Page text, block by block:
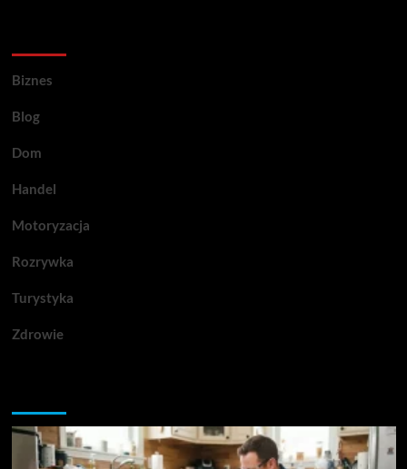
Biznes
Blog
Dom
Handel
Motoryzacja
Rozrywka
Turystyka
Zdrowie